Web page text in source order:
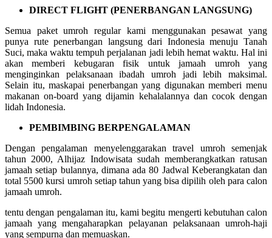
DIRECT FLIGHT (PENERBANGAN LANGSUNG)
Semua paket umroh regular kami menggunakan pesawat yang
punya rute penerbangan langsung dari Indonesia menuju Tanah
Suci, maka waktu tempuh perjalanan jadi lebih hemat waktu. Hal ini
akan memberi kebugaran fisik untuk jamaah umroh yang
menginginkan pelaksanaan ibadah umroh jadi lebih maksimal.
Selain itu, maskapai penerbangan yang digunakan memberi menu
makanan on-board yang dijamin kehalalannya dan cocok dengan
lidah Indonesia.
PEMBIMBING BERPENGALAMAN
Dengan pengalaman menyelenggarakan travel umroh semenjak
tahun 2000, Alhijaz Indowisata sudah memberangkatkan ratusan
jamaah setiap bulannya, dimana ada 80 Jadwal Keberangkatan dan
total 5500 kursi umroh setiap tahun yang bisa dipilih oleh para calon
jamaah umroh.
tentu dengan pengalaman itu, kami begitu mengerti kebutuhan calon
jamaah yang mengaharapkan pelayanan pelaksanaan umroh-haji
yang sempurna dan memuaskan.